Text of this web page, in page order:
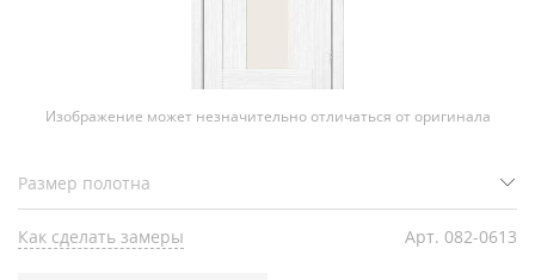
Изображение может незначительно отличаться от оригинала
Как сделать замеры Арт. 082-0613